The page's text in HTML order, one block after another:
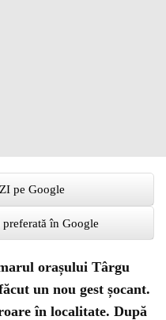
pe Google
preferată în Google
orașului Târgu
un nou gest șocant.
în localitate. După